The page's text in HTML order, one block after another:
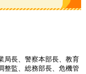
局長、警察本部長、教育
整監、総務部長、危機管